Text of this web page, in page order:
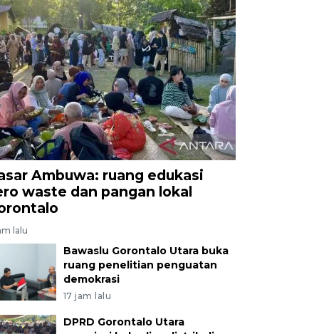
Ambuwa: ruang edukasi
waste dan pangan lokal
lalu
Bawaslu Gorontalo Utara buka
ruang penelitian penguatan
demokrasi
17 jam lalu
DPRD Gorontalo Utara